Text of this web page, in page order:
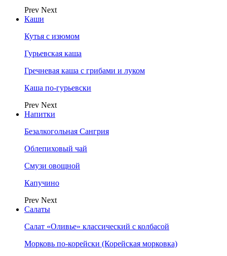
Prev Next
Каши
Кутья с изюмом
Гурьевская каша
Гречневая каша с грибами и луком
Каша по-гурьевски
Prev Next
Напитки
Безалкогольная Сангрия
Облепиховый чай
Смузи овощной
Капучино
Prev Next
Салаты
Салат «Оливье» классический с колбасой
Морковь по-корейски (Корейская морковка)